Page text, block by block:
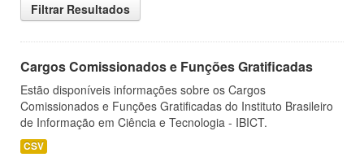
Filtrar Resultados
Cargos Comissionados e Funções Gratificadas
Estão disponíveis informações sobre os Cargos
Comissionados e Funções Gratificadas do Instituto Brasileiro
de Informação em Ciência e Tecnologia - IBICT.
CSV